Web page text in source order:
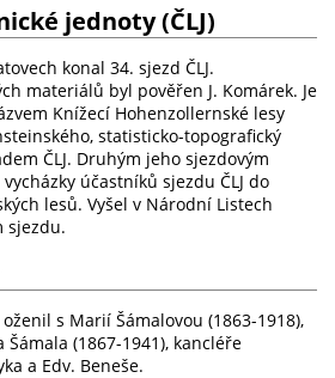
jednoty (ČLJ)
konal 34. sjezd ČLJ.
materiálů byl pověřen J. Komárek. Je
Knížecí Hohenzollernské lesy
statisticko-topografický
ČLJ. Druhým jeho sjezdovým
účastníků sjezdu ČLJ do
lesů. Vyšel v Národní Listech
sjezdu.
s Marií Šámalovou (1863-1918),
Šámala (1867-1941), kancléře
a Edv. Beneše.